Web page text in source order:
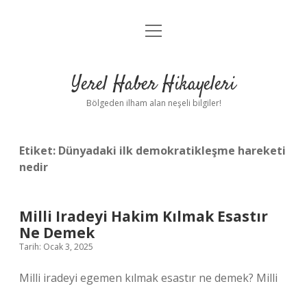
Anasayfa
Yasal Uyarı
menüyü
Yerel Haber Hikayeleri
Bölgeden ilham alan neşeli bilgiler!
Etiket: Dünyadaki ilk demokratikleşme hareketi
nedir
Milli Iradeyi Hakim Kılmak Esastır
Ne Demek
Tarih: Ocak 3, 2025
Milli iradeyi egemen kılmak esastır ne demek? Milli